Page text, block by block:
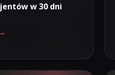
w 30 dni